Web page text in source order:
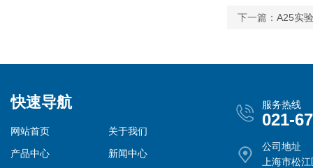
下一篇： A25实
快速导航
网站首页
关于我们
产品中心
新闻中心
服务热线
021-
公司地址
上海市松